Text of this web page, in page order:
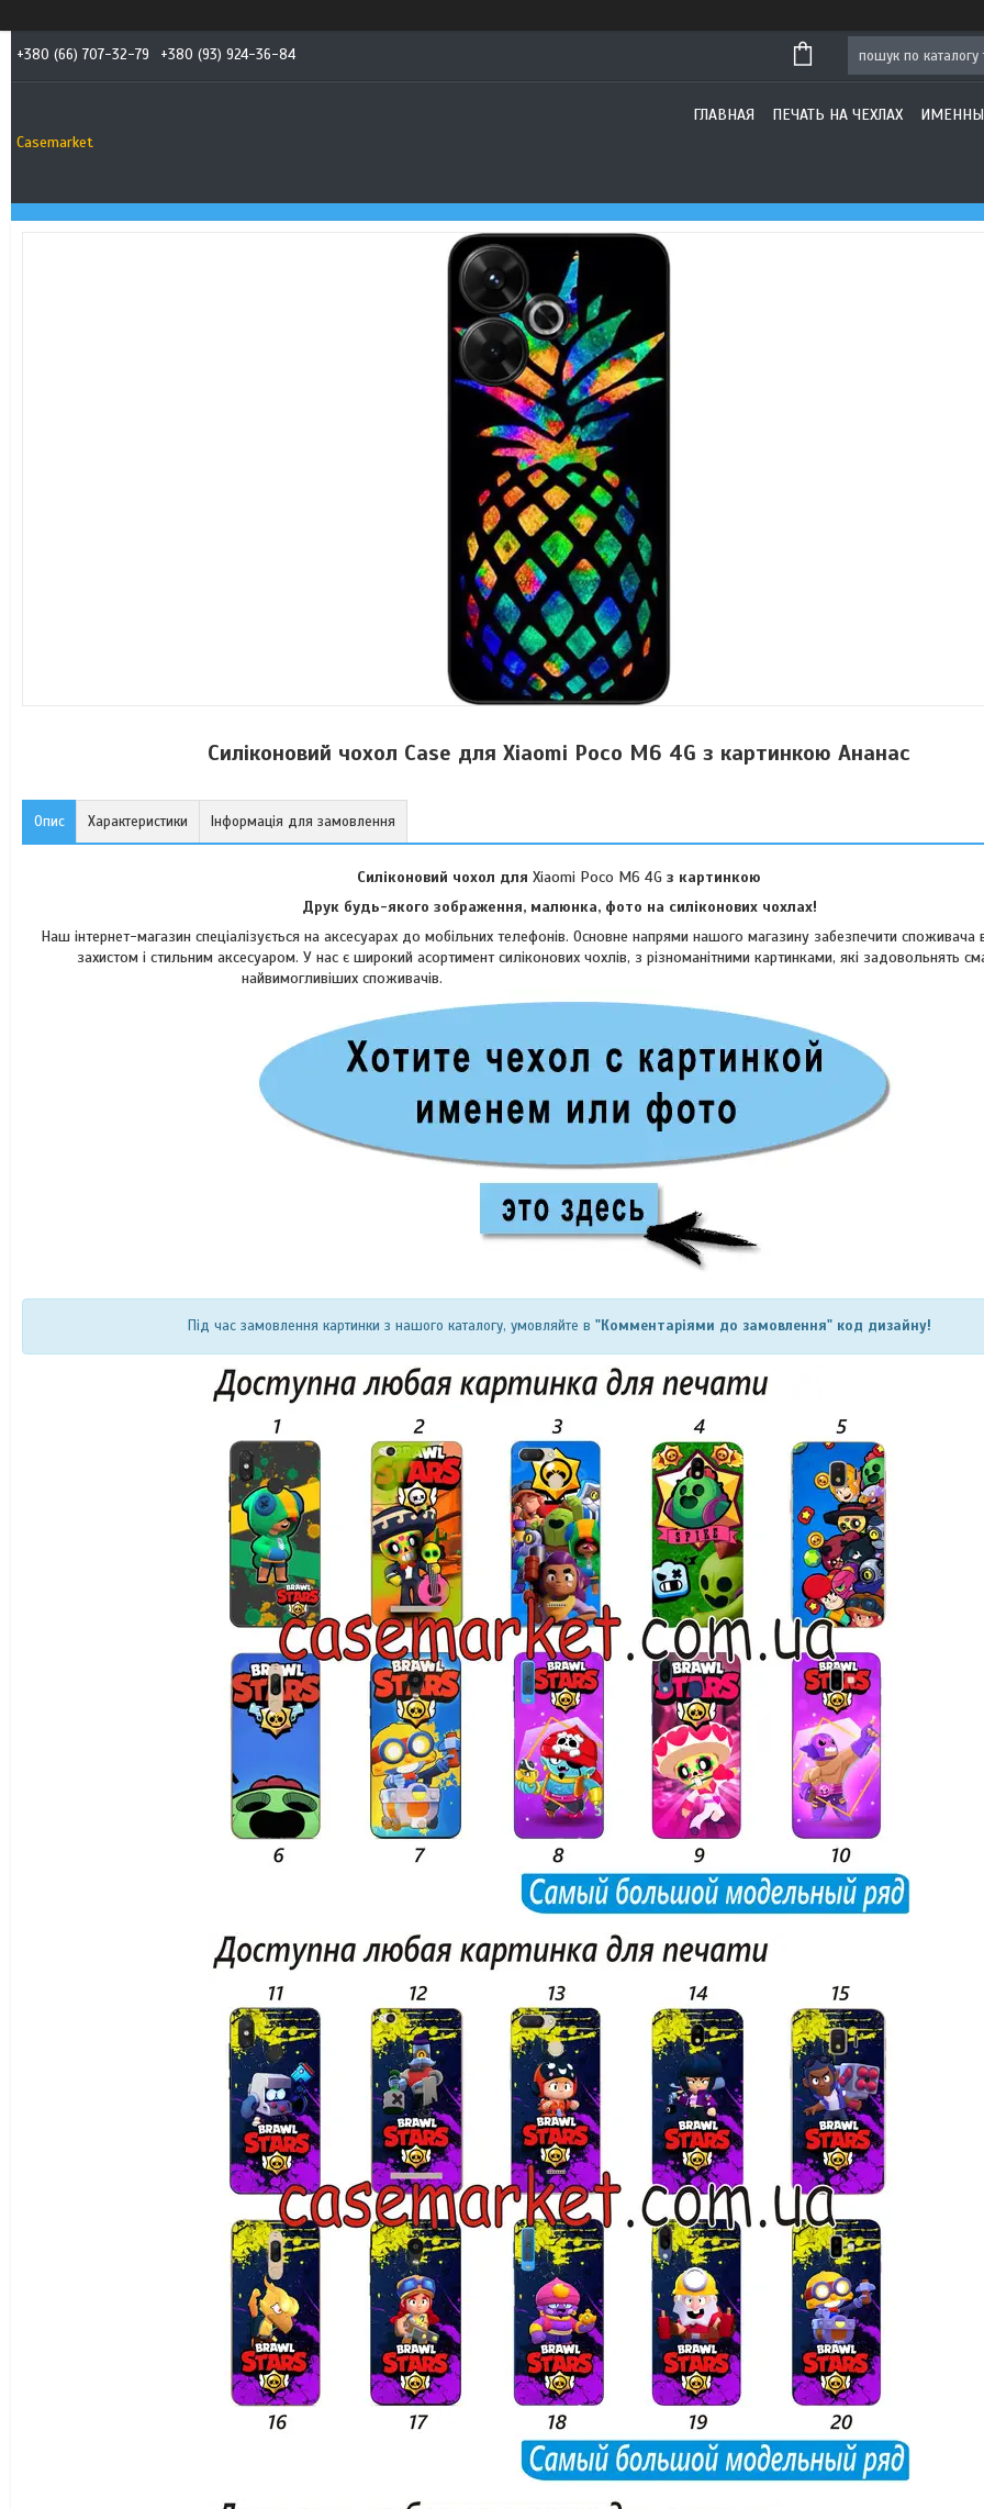
+380 (66) 707-32-79 +380 (93) 924-36-84
Casemarket
ГЛАВНАЯ ПЕЧАТЬ НА ЧЕХЛАХ
Силіконовий чохол Case для Xiaomi Poco M6 4G з картинкою Ананас
Опис Характеристики Інформація для замовлення
Силіконовий чохол для Xiaomi Poco M6 4G з картинкою
Друк будь-якого зображення, малюнка, фото на силіконових чохлах!
Наш інтернет-магазин спеціалізується на аксесуарах до мобільних телефонів. Основне напрями нашого магазину забезпечити споживача
захистом і стильним аксесуаром. У нас є широкий асортимент силіконових чохлів, з різноманітними картинками, які задовольнять
найвимогливіших споживачів.
Під час замовлення картинки з нашого каталогу, умовляйте в "Комментаріями до замовлення" код дизайну!